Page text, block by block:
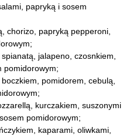
papryką i sosem
chorizo, papryką pepperoni,
jalapeno, czosnkiem,
pomidorowym;
pomidorem, cebulą,
kurczakiem, suszonymi
pomidorowym;
kaparami, oliwkami,